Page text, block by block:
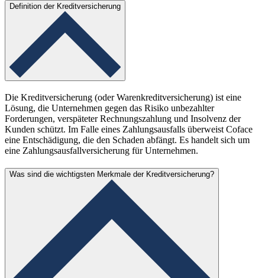
Definition der Kreditversicherung
Die Kreditversicherung (oder Warenkreditversicherung) ist eine
Lösung, die Unternehmen gegen das Risiko unbezahlter
Forderungen, verspäteter Rechnungszahlung und Insolvenz der
Kunden schützt. Im Falle eines Zahlungsausfalls überweist Coface
eine Entschädigung, die den Schaden abfängt. Es handelt sich um
eine Zahlungsausfallversicherung für Unternehmen.
Was sind die wichtigsten Merkmale der Kreditversicherung?